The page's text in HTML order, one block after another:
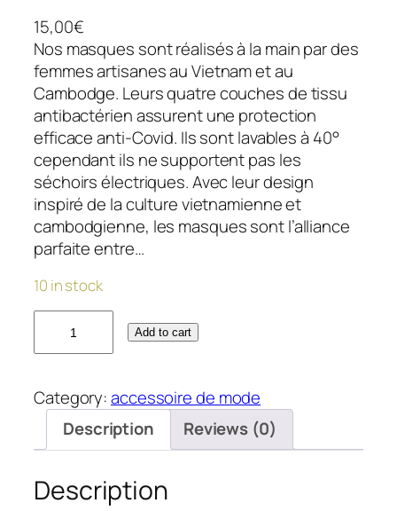
15,00€
Nos masques sont réalisés à la main par des
femmes artisanes au Vietnam et au
Cambodge. Leurs quatre couches de tissu
antibactérien assurent une protection
efficace anti-Covid. Ils sont lavables à 40°
cependant ils ne supportent pas les
séchoirs électriques. Avec leur design
inspiré de la culture vietnamienne et
cambodgienne, les masques sont l’alliance
parfaite entre…
10 in stock
d
e
m
a
s
Add to cart
Category:accessoire de mode
Description
Reviews (0)
Description